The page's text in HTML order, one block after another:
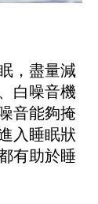
，盡量減
白噪音機
音能夠掩
入睡眠狀
有助於睡